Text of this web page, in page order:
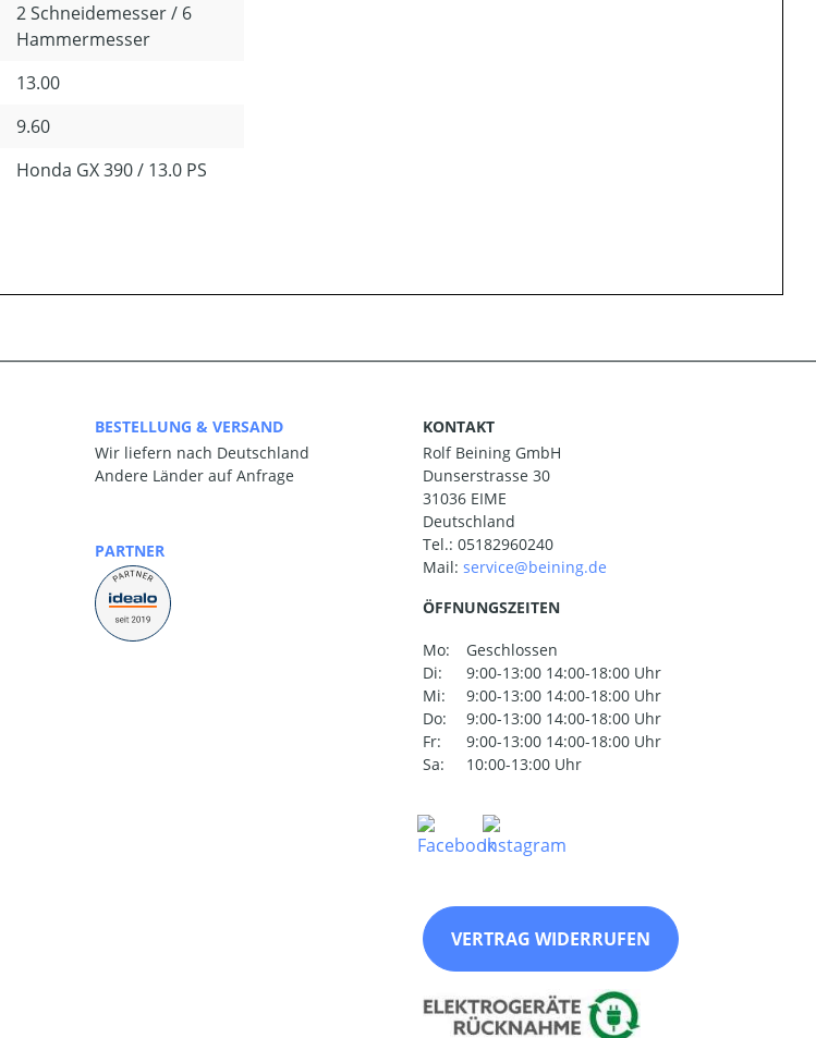
2 Schneidemesser / 6
Hammermesser
13.00
9.60
Honda GX 390 / 13.0 PS
BESTELLUNG & VERSAND
Wir liefern nach Deutschland
Andere Länder auf Anfrage
PARTNER
KONTAKT
Rolf Beining GmbH
Dunserstrasse 30
31036 EIME
Deutschland
Tel.: 05182960240
Mail:
ÖFFNUNGSZEITEN
Mo:
Geschlossen
Di:
9:00-13:00 14:00-18:00 Uhr
Mi:
9:00-13:00 14:00-18:00 Uhr
Do:
9:00-13:00 14:00-18:00 Uhr
Fr:
9:00-13:00 14:00-18:00 Uhr
Sa:
10:00-13:00 Uhr
VERTRAG WIDERRUFEN